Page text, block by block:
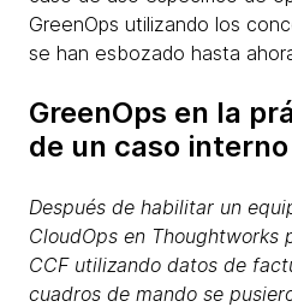
GreenOps utilizando los
se han esbozado hasta
GreenOps en la
de un caso interno
Después de habilitar un
CloudOps en Thoughtworks
CCF utilizando datos de
cuadros de mando se